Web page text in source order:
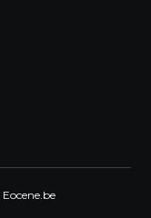
Eocene.be